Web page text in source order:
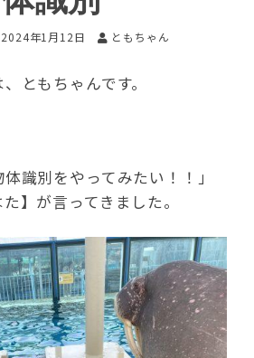
2024年1月12日 ともちゃん
ともちゃんです。
体識別をやってみたい！！」
】が言ってきました。